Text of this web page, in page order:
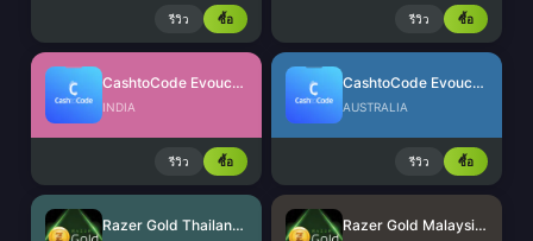
รีวิว ซื้อ รีวิว ซื้อ
CashtoCode Evoucher (INR)
INDIA
รีวิว ซื้อ
CashtoCode Evoucher (AUD)
AUSTRALIA
รีวิว ซื้อ
Razer Gold Thailand (THB) Razer Gold Malaysia (MYR)